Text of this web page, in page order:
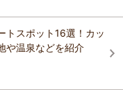
光スポットガイドを見る
トスポット16選！カッ
や温泉などを紹介